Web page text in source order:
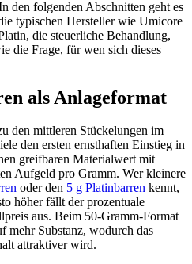
den folgenden Abschnitten geht es
typischen Hersteller wie Umicore
die steuerliche Behandlung,
die Frage, für wen sich dieses
als Anlageformat
den mittleren Stückelungen im
den ersten ernsthaften Einstieg in
greifbaren Materialwert mit
Aufgeld pro Gramm. Wer kleinere
oder den 5 g Platinbarren kennt,
höher fällt der prozentuale
aus. Beim 50-Gramm-Format
mehr Substanz, wodurch das
attraktiver wird.